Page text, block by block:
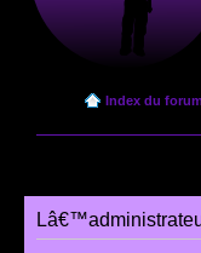
Index du forum